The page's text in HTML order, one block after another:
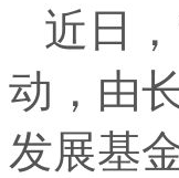
近日
动，由
发展基